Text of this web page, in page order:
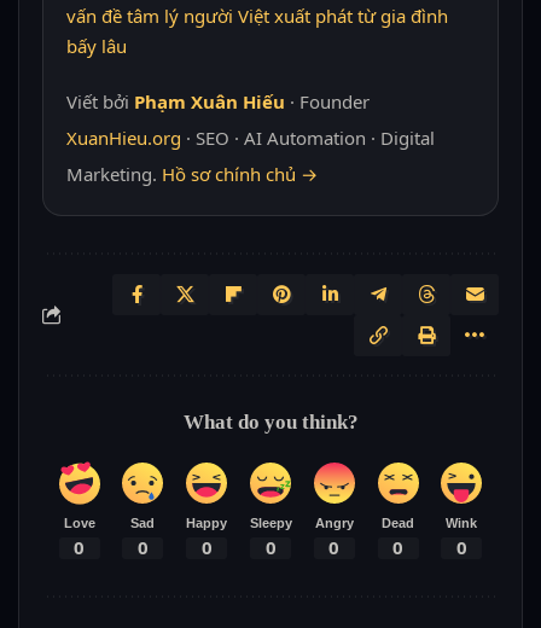
vấn đề tâm lý người Việt xuất phát từ gia đình
bấy lâu
Viết bởi Phạm Xuân Hiếu · Founder
XuanHieu.org · SEO · AI Automation · Digital
Marketing. Hồ sơ chính chủ →
What do you think?
Love
0
Sad
0
Happy
0
Sleepy
0
Angry
0
Dead
0
Wink
0